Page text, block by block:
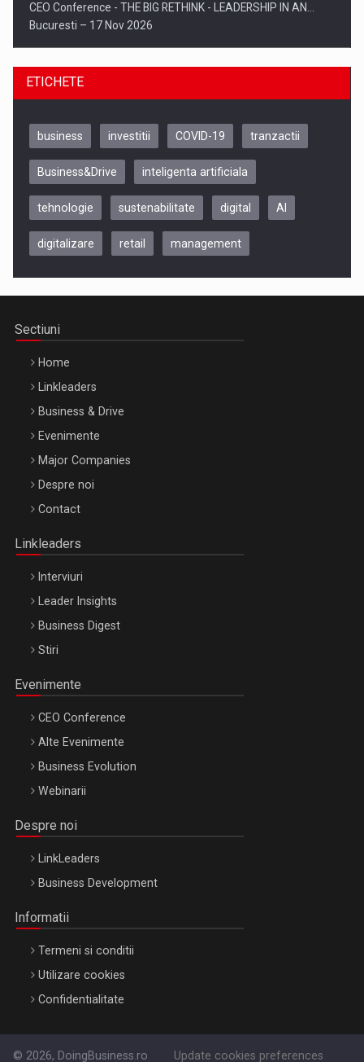
CEO Conference - THE BIG RETHINK - LEADERSHIP IN AN…
Bucuresti – 17 Nov 2026
Be Inspired. Make it Happen!, CLUJ, 9 Decembrie
Be Inspired. Make it Happen!, ARTEMIS LETO, ORADEA, 8
Octombrie
ETICHETE
business investitii COVID-19 tranzactii
Business&Drive inteligenta artificiala
tehnologie sustenabilitate digital AI
digitalizare retail management
Sectiuni
Home
Linkleaders
Business & Drive
Evenimente
Major Companies
Despre noi
Contact
Linkleaders
Interviuri
Leader Insights
Business Digest
Stiri
Evenimente
CEO Conference
Alte Evenimente
Business Evolution
Webinarii
Despre noi
LinkLeaders
Business Development
Informatii
Termeni si conditii
Utilizare cookies
Confidentialitate
© 2026, DoingBusiness.ro Update cookies preferences